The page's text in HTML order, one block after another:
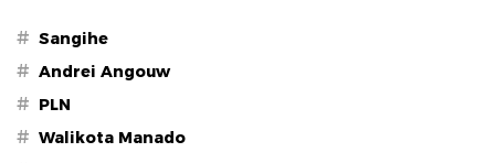
# Sangihe
# Andrei Angouw
# PLN
# Walikota Manado